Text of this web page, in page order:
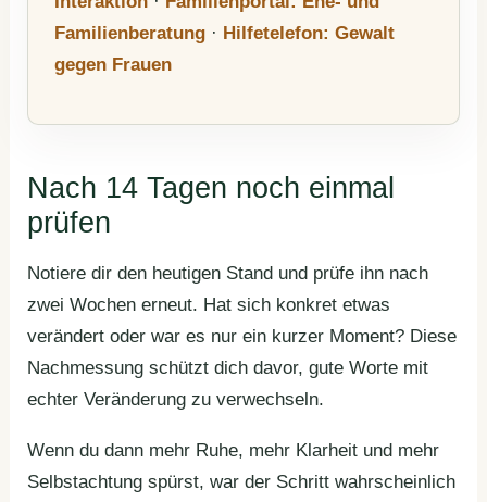
Familienberatung· Hilfetelefon: Gewalt
gegen Frauen
Nach 14 Tagen noch einmal
prüfen
Notiere dir den heutigen Stand und prüfe ihn nach
zwei Wochen erneut. Hat sich konkret etwas
verändert oder war es nur ein kurzer Moment? Diese
Nachmessung schützt dich davor, gute Worte mit
echter Veränderung zu verwechseln.
Wenn du dann mehr Ruhe, mehr Klarheit und mehr
Selbstachtung spürst, war der Schritt wahrscheinlich